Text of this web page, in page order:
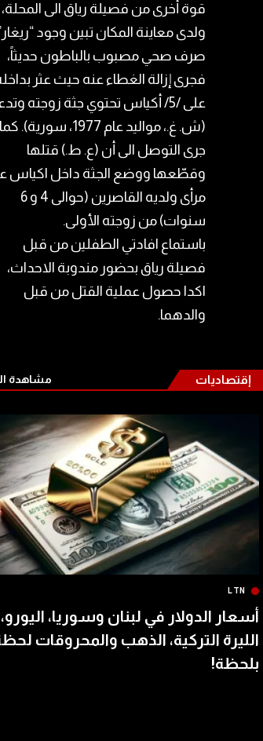
قوة أخرى من فصيلة رياق الى المحلة،
ولدى معاينة المكان تبين وجود
صرف صحي مصبوب بالباطون حديثاً،
فجرى إزالة الغطاء عنه حيث عثر
على /5/ أكياس تحتوي جثة زوجته
(ش. غ.، مواليد عام 1977، سورية). كما
جرى التوصل الى أن (ع. ط.) قتلها
وقطّعها ووضع الجثة داخل اكياس
مرأى ولديه القاصرين (حوالى 4 و 6
سنوات) من زوجته الأولى.
باستماع افادتي الطفلين من قبل
فصيلة رياق بحضور مندوبة الاحداث،
اكدا حصول عملية القتل من قبل
والدهما.
إقتصاديات مشاهدة
LTN
أسعار الدولار في لبنان وسوريا، اليورو،
الليرة التركية، الذهب والمحروقات
بلحظة!